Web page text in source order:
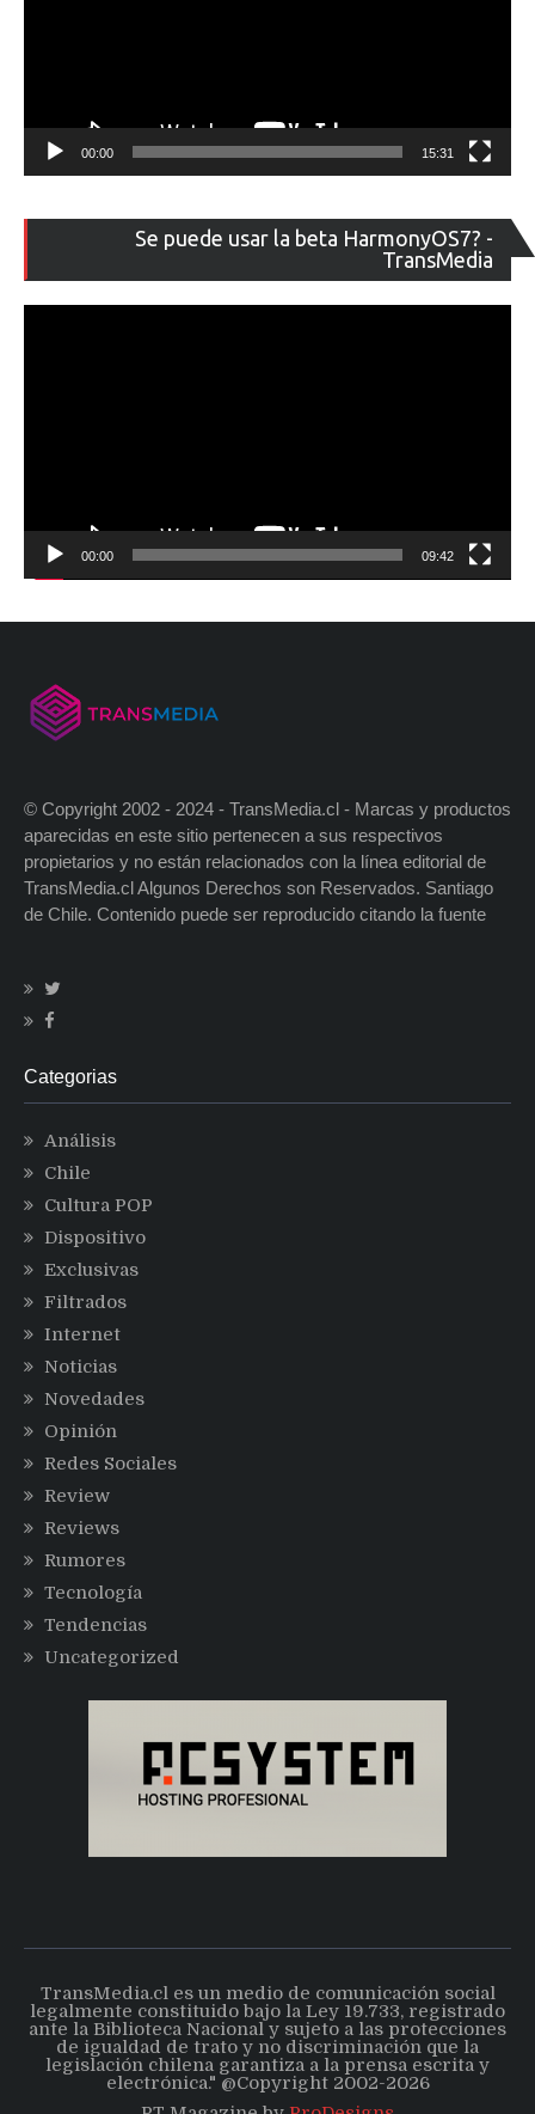
00:00 15:31
Se puede usar la beta HarmonyOS7? -
TransMedia
de
00:00 09:42
© Copyright 2002 - 2024 - TransMedia.cl - Marcas y productos
aparecidas en este sitio pertenecen a sus respectivos
propietarios y no están relacionados con la línea editorial de
TransMedia.cl Algunos Derechos son Reservados. Santiago
de Chile. Contenido puede ser reproducido citando la fuente
Categorias
Análisis
Chile
Cultura POP
Dispositivo
Exclusivas
Filtrados
Internet
Noticias
Novedades
Opinión
Redes Sociales
Review
Reviews
Rumores
Tecnología
Tendencias
Uncategorized
TransMedia.cl es un medio de comunicación social
legalmente constituido bajo la Ley 19.733, registrado
ante la Biblioteca Nacional y sujeto a las protecciones
de igualdad de trato y no discriminación que la
legislación chilena garantiza a la prensa escrita y
electrónica." @Copyright 2002-2026